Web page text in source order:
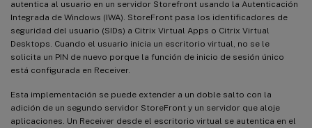
autentica al usuario en un servidor Storefront usando la Autenticación
Integrada de Windows (IWA). StoreFront pasa los identificadores de
seguridad del usuario (SIDs) a Citrix Virtual Apps o Citrix Virtual
Desktops. Cuando el usuario inicia un escritorio virtual, no se le
solicita un PIN de nuevo porque la función de inicio de sesión único
está configurada en Receiver.
Esta implementación se puede extender a un doble salto con la
adición de un segundo servidor StoreFront y un servidor que aloje
aplicaciones. Un Receiver desde el escritorio virtual se autentica en el